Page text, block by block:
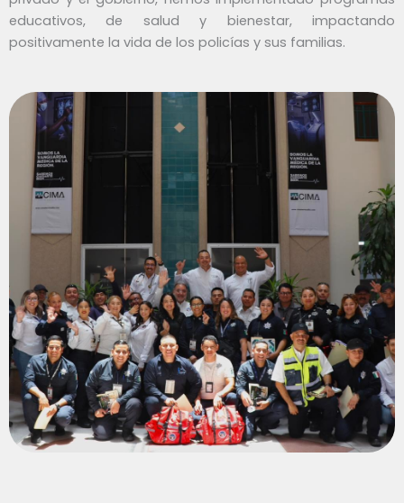
educativos, de salud y bienestar, impactando
positivamente la vida de los policías y sus familias.